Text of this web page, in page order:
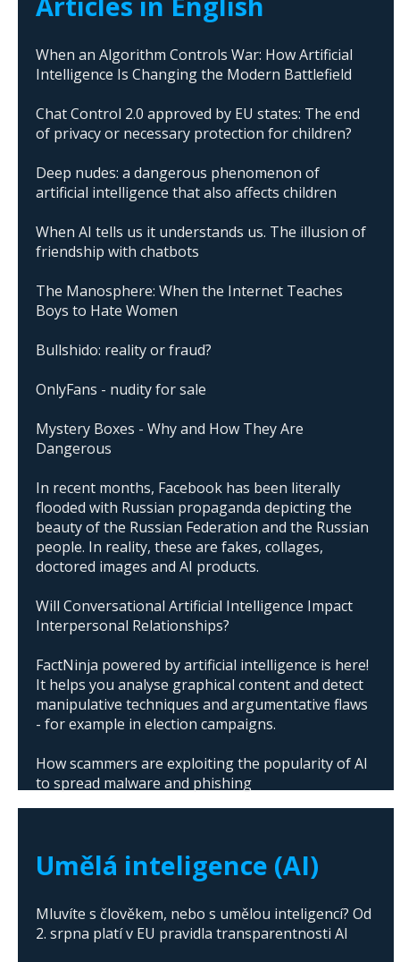
When an Algorithm Controls War: How Artificial
Intelligence Is Changing the Modern Battlefield
Chat Control 2.0 approved by EU states: The end
of privacy or necessary protection for children?
Deep nudes: a dangerous phenomenon of
artificial intelligence that also affects children
When AI tells us it understands us. The illusion of
friendship with chatbots
The Manosphere: When the Internet Teaches
Boys to Hate Women
Bullshido: reality or fraud?
OnlyFans - nudity for sale
Mystery Boxes - Why and How They Are
Dangerous
In recent months, Facebook has been literally
flooded with Russian propaganda depicting the
beauty of the Russian Federation and the Russian
people. In reality, these are fakes, collages,
doctored images and AI products.
Will Conversational Artificial Intelligence Impact
Interpersonal Relationships?
FactNinja powered by artificial intelligence is here!
It helps you analyse graphical content and detect
manipulative techniques and argumentative flaws
- for example in election campaigns.
How scammers are exploiting the popularity of AI
to spread malware and phishing
Umělá inteligence (AI)
Mluvíte s člověkem, nebo s umělou inteligencí? Od
2. srpna platí v EU pravidla transparentnosti AI